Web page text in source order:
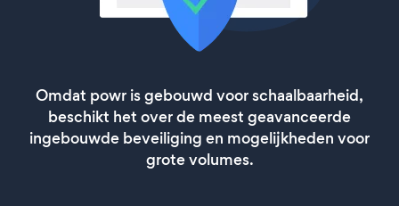
Omdat powr is gebouwd voor schaalbaarheid,
beschikt het over de meest geavanceerde
ingebouwde beveiliging en mogelijkheden voor
grote volumes.